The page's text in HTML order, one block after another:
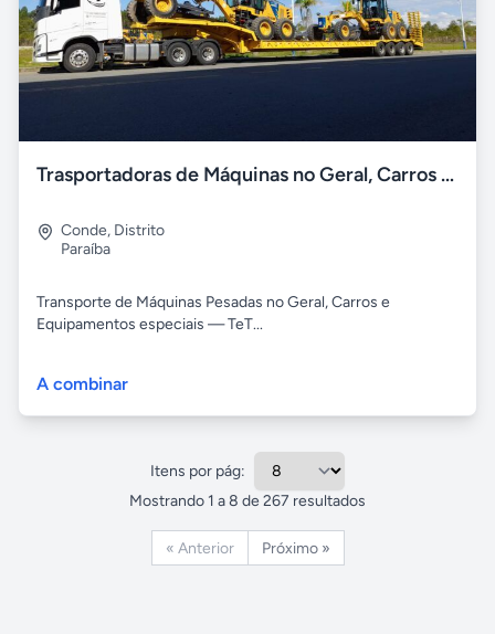
Trasportadoras de Máquinas no Geral, Carros e etc
Conde, Distrito
Paraíba
Transporte de Máquinas Pesadas no Geral, Carros e
Equipamentos especiais — TeT...
A combinar
Itens por pág:
Mostrando 1 a8 de 267 resultados
« Anterior Próximo »